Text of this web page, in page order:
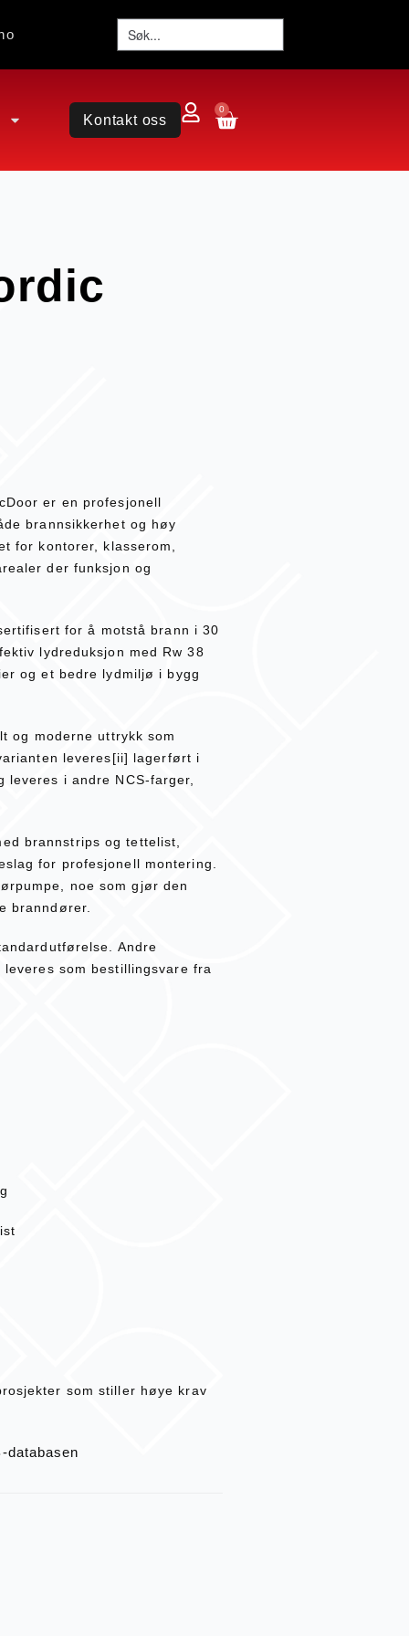
Kontakt oss
0
er en profesjonell
brannsikkerhet og høy
for kontorer, klasserom,
der funksjon og
for å motstå brann i 30
lydreduksjon med Rw 38
og et bedre lydmiljø i bygg
og moderne uttrykk som
leveres[ii] lagerført i
leveres i andre NCS-farger,
brannstrips og tettelist,
for profesjonell montering.
noe som gjør den
branndører.
Andre
som bestillingsvare fra
som stiller høye krav
databasen